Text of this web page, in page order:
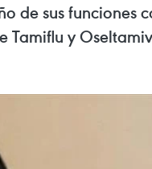
de sus funciones
y